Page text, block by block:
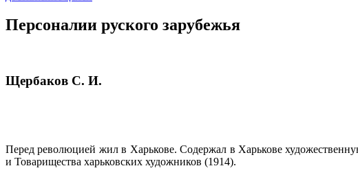
Персоналии руского зарубежья
Щербаков С. И.
Перед революцией жил в Харькове. Содержал в Харькове
и Товарищества харьковских художников (1914).